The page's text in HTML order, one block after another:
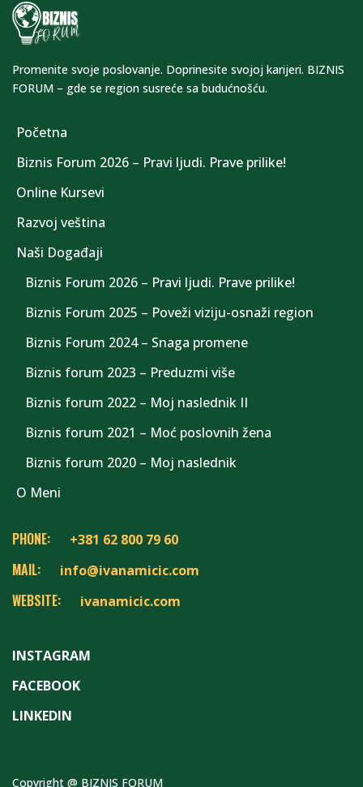
Promenite svoje poslovanje. Doprinesite svojoj karijeri. BIZNIS
FORUM – gde se region susreće sa budućnošću.
Početna
Biznis Forum 2026 – Pravi ljudi. Prave prilike!
Online Kursevi
Razvoj veština
Naši Događaji
Biznis Forum 2026 – Pravi ljudi. Prave prilike!
Biznis Forum 2025 – Poveži viziju-osnaži region
Biznis Forum 2024 – Snaga promene
Biznis forum 2023 – Preduzmi više
Biznis forum 2022 – Moj naslednik II
Biznis forum 2021 – Moć poslovnih žena
Biznis forum 2020 – Moj naslednik
O Meni
PHONE: +381 62 800 79 60
MAIL: info@ivanamicic.com
WEBSITE: ivanamicic.com
INSTAGRAM
FACEBOOK
LINKEDIN
Copyright @ BIZNIS FORUM